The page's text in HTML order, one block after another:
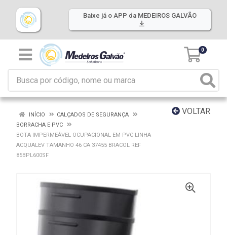
Baixe já o APP da MEDEIROS GALVÃO
0
VOLTAR
INÍCIO
CALÇADOS DE SEGURANÇA
BORRACHA E PVC
BOTA IMPERMEÁVEL OCUPACIONAL EM PVC LINHA
ACQUALEV TAMANHO 46 CA 37455 BRACOL REF
85BPL600SF